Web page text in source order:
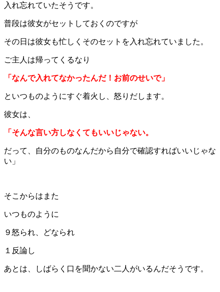
入れ忘れていたそうです。
普段は彼女がセットしておくのですが
その日は彼女も忙しくそのセットを入れ忘れていました。
ご主人は帰ってくるなり
「なんで入れてなかったんだ！お前のせいで」
といつものようにすぐ着火し、怒りだします。
彼女は、
「そんな言い方しなくてもいいじゃない。
だって、自分のものなんだから自分で確認すればいいじゃな
い」
そこからはまた
いつものように
９怒られ、どなられ
１反論し
あとは、しばらく口を聞かない二人がいるんだそうです。